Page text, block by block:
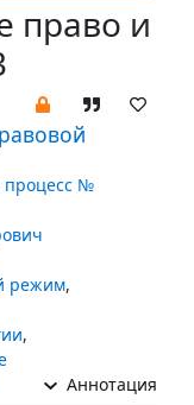
право и
процесс №
режим,
,
Аннотация